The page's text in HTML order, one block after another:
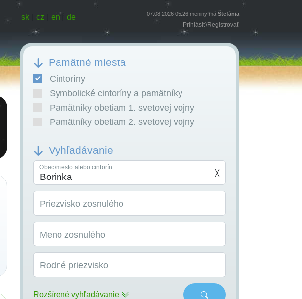
sk| cz en de 07.08.2026 05:26 meniny má Štefánia
Prihlásiť/Registrovať
Pamätné miesta
Cintoríny
Symbolické cintoríny a pamätníky
Pamätníky obetiam 1. svetovej vojny
Pamätníky obetiam 2. svetovej vojny
Vyhľadávanie
Obec/mesto alebo cintorín
╳
Priezvisko zosnulého
Meno zosnulého
Rodné priezvisko
Rozšírené vyhľadávanie